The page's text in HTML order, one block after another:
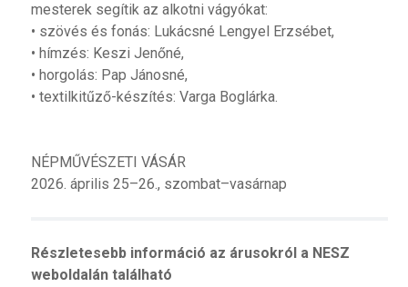
mesterek segítik az alkotni vágyókat:
• szövés és fonás: Lukácsné Lengyel Erzsébet,
• hímzés: Keszi Jenőné,
• horgolás: Pap Jánosné,
• textilkitűző-készítés: Varga Boglárka.
NÉPMŰVÉSZETI VÁSÁR
2026. április 25–26., szombat–vasárnap
Részletesebb információ az árusokról a NESZ
weboldalán található